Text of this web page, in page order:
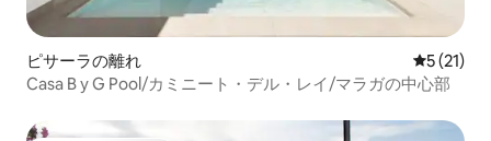
ピサーラの離れ レビュー
5 (21)
Casa B y G Pool/カミニート・デル・レイ/マラガの中心部